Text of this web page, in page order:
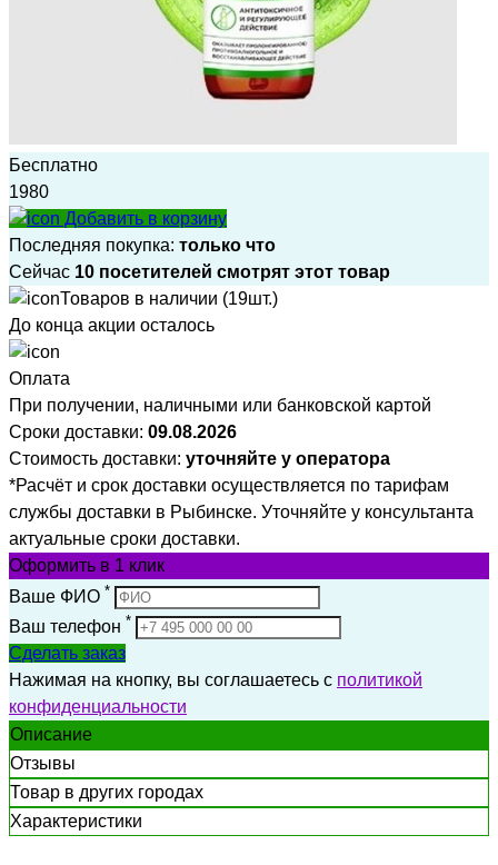
Бесплатно
1980
Добавить в корзину
Последняя покупка: только что
Сейчас 10 посетителей смотрят этот товар
Товаров в наличии (19шт.)
До конца акции осталось
Оплата
При получении, наличными или банковской картой
Сроки доставки: 09.08.2026
Стоимость доставки: уточняйте у оператора
*Расчёт и срок доставки осуществляется по тарифам
службы доставки в Рыбинске. Уточняйте у консультанта
актуальные сроки доставки.
Оформить в 1 клик
Ваше ФИО *
Ваш телефон *
Сделать заказ
Нажимая на кнопку, вы соглашаетесь с политикой
конфиденциальности
Описание
Отзывы
Товар в других городах
Характеристики